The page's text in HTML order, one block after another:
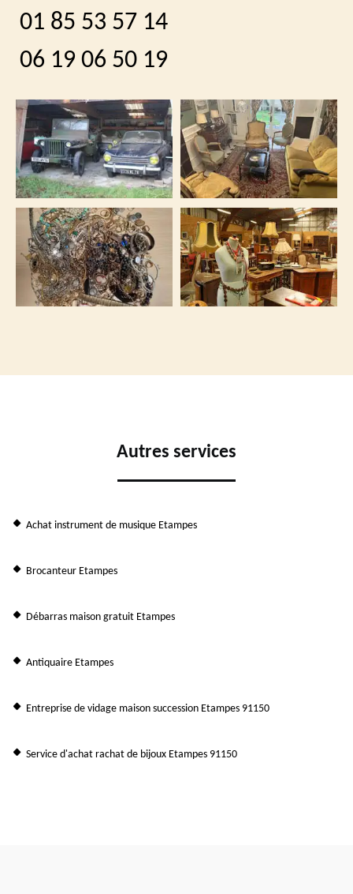
01 85 53 57 14
06 19 06 50 19
Autres services
Achat instrument de musique Etampes
Brocanteur Etampes
Débarras maison gratuit Etampes
Antiquaire Etampes
Entreprise de vidage maison succession Etampes 91150
Service d'achat rachat de bijoux Etampes 91150